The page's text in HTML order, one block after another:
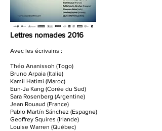
Lettres nomades 2016
Avec les écrivains :
Théo Ananissoh (Togo)
Bruno Arpaia (Italie)
Kamil Hatimi (Maroc)
Eun-Ja Kang (Corée du Sud)
Sara Rosenberg (Argentine)
Jean Rouaud (France)
Pablo Martín Sánchez (Espagne)
Geoffrey Squires (Irlande)
Louise Warren (Québec)